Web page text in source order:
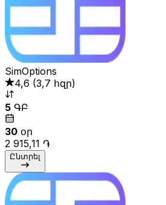
SimOptions
4,6 (3,7 հզր)
5 ԳԲ
30 օր
2 915,11 ֏
Ընտրել